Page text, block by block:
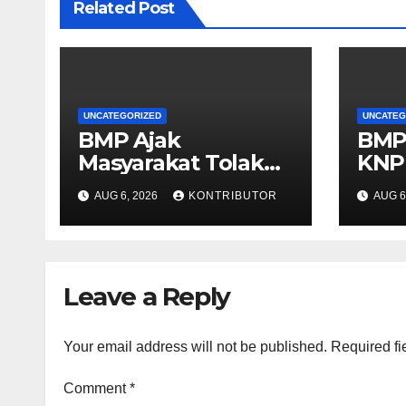
Related Post
UNCATEGORIZED
BMP Ajak
Masyarakat Tolak
Aksi Anarkis Demi
Menjaga Keamanan
dan Pembangunan
AUG 6, 2026 KONTRIBUTOR AUG
Leave a Reply
Your email address will not be published. Required
Comment*